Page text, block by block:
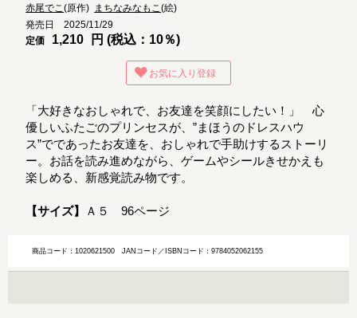
赤尾でこ(原作) まちなみなもこ(絵)
発売日 2025/11/29
定価
1,210 円 (税込：10％)
お気に入り登録
「大好きなおしゃれで、お友達を笑顔にしたい！」 心
優しいふたごのプリンセスが、”まほうのドレスハウ
ス”でであったお友達を、おしゃれで手助けするストーリ
ー。お話を読み進めながら、ゲームやシールきせかえも
楽しめる、新感覚読み物です。
【サイズ】 Ａ５ 96ページ
商品コード：1020621500JANコード／ISBNコード：9784052062155